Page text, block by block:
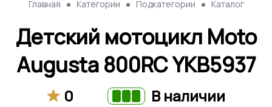
Главная Категории Подкатегории Каталог
Детский мотоцикл Moto
Augusta 800RC YKB5937
0 В наличии